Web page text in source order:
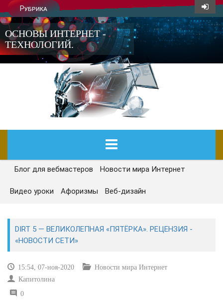
Рубрика
ОСНОВЫ ИНТЕРНЕТ -
ТЕХНОЛОГИЙ.
ГЛАВНАЯ
СЕГОДНЯ
РЕМОНТ И СОВЕТЫ
ИНТЕРНЕТ И СВЯЗЬ
Блог для вебмастеров Новости мира Интернет
Видео уроки Афоризмы Веб-дизайн
DIRT 5 — ВЕЛИКОЛЕПНАЯ «ПЯТЁРКА». РЕЦЕНЗИЯ -
«НОВОСТИ СЕТИ»
15:54, 07-ноя-2020
Новости мира Интернет
Капитолина
0